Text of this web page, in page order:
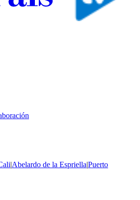
|Abelardo de la Espriella|Puerto